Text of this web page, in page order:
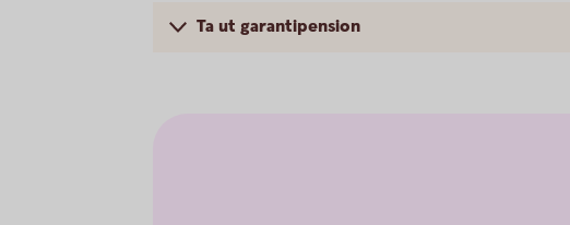
Ta ut garantipension